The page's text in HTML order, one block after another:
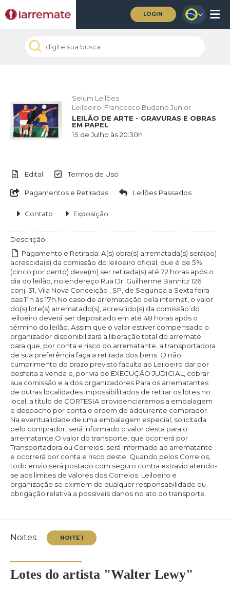
LOGIN
Selum Leilões
Leiloeiro: Francesco Budano Junior
LEILÃO DE ARTE - GRAVURAS E OBRAS
EM PAPEL
15 de Julho às 20:30h
Edital Termos de Uso
Pagamentos e Retiradas Leilões Passados
Contato Exposição
Descrição
Pagamento e Retirada: A(s) obra(s) arrematada(s) será(ao)
acrescida(s) da comissão do leiloeiro oficial, que é de 5%
(cinco por cento) deve(m) ser retirada(s) até 72 horas após o
dia do leilão, no endereço Rua Dr. Guilherme Bannitz 126
conj. 31, Vila Nova Conceição , SP, de Segunda a Sexta feira
das 11h às 17h.No caso de arrematação pela internet, o valor
do(s) lote(s) arrematado(s), acrescido(s) da comissão do
leiloeiro deverá ser depositado em até 48 horas após o
término do leilão. Assim que o valor estiver compensado o
organizador disponibilizará a liberação total do arremate
para que, por conta e risco do arrematante, a transportadora
de sua preferência faça a retirada dos bens. O não
cumprimento do prazo previsto faculta ao Leiloeiro dar por
desfeita a venda e, por via de EXECUÇÃO JUDICIAL, cobrar
sua comissão e a dos organizadores.Para os arrematantes
de outras localidades impossibilitados de retirar os lotes no
local, a título de CORTESIA providenciaremos a embalagem
e despacho por conta e ordem do adquirente comprador.
Na eventualidade de uma embalagem especial, solicitada
pelo comprador, será informado o valor desta para o
arrematante.O valor do transporte, que ocorrerá por
Transportadora ou Correios, será informado ao arrematante
e ocorrerá por conta e risco deste. Quando pelos Correios,
todo envio será postado com seguro contra extravio atendo-
se aos limites de valores dos Correios. Leiloeiro e
organização se eximem de qualquer responsabilidade ou
obrigação relativa a possíveis danos no ato do transporte.
Noites:
Lotes do artista "Walter Lewy"